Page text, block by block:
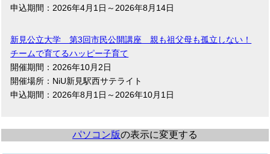
申込期間：2026年4月1日～2026年8月14日
新見公立大学 第3回市民公開講座 親も祖父母も孤立しない！
チームで育てるハッピー子育て
開催期間：2026年10月2日
開催場所：NiU新見駅西サテライト
申込期間：2026年8月1日～2026年10月1日
パソコン版の表示に変更する